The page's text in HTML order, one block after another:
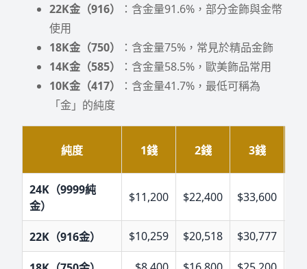
22K金（916）
：含金量91.6%，部分金飾與金幣
使用
18K金（750）
：含金量75%，常見於精品金飾
14K金（585）
：含金量58.5%，歐美飾品常用
10K金（417）
：含金量41.7%，最低可稱為
「金」的純度
純度 1錢 2錢 3錢
24K（9999純
金）
$11,200 $22,400 $33,600
22K（916金） $10,259 $20,518 $30,777